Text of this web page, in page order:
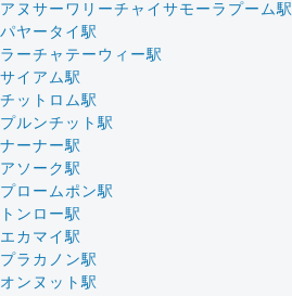
アヌサーワリーチャイサモーラプーム駅
パヤータイ駅
ラーチャテーウィー駅
サイアム駅
チットロム駅
プルンチット駅
ナーナー駅
アソーク駅
プロームポン駅
トンロー駅
エカマイ駅
プラカノン駅
オンヌット駅